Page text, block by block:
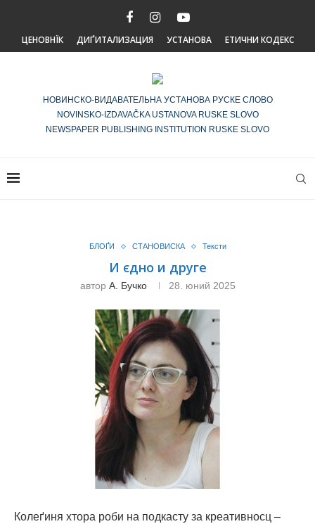
ЦЕНОВНЇК ДИҐИТАЛИЗАЦИЯ УСТАНОВА ЕТИЧНИ КОДЕКС
НОВИНСКО-ВИДАВАТЕЛЬНА УСТАНОВА РУСКЕ СЛОВО
NOVINSKO-IZDAVAČKA USTANOVA RUSKE SLOVO
NEWSPAPER PUBLISHING INSTITUTION RUSKE SLOVO
БЛОҐИ СТАНОВИСКА Тексти
И єдно и друге
автор А. Бучко 28. юний 2025
Колеґиня хтора роби на подкасту за креативносц –